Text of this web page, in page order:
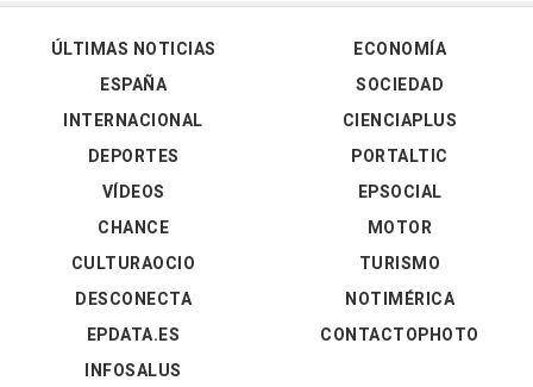
ÚLTIMAS NOTICIAS
ESPAÑA
INTERNACIONAL
DEPORTES
VÍDEOS
ECONOMÍA
SOCIEDAD
CIENCIAPLUS
PORTALTIC
EPSOCIAL
CHANCE
CULTURAOCIO
DESCONECTA
EPDATA.ES
INFOSALUS
MOTOR
TURISMO
NOTIMÉRICA
CONTACTOPHOTO